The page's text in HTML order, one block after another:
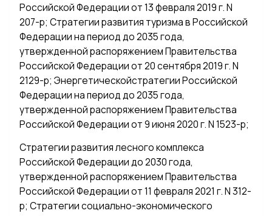
Российской Федерации от 13 февраля 2019 г. N
207-р; Стратегии развития туризма в Российской
Федерации на период до 2035 года,
утвержденной распоряжением Правительства
Российской Федерации от 20 сентября 2019 г. N
2129-р; Энергетическойстратегии Российской
Федерации на период до 2035 года,
утвержденной распоряжением Правительства
Российской Федерации от 9 июня 2020 г. N 1523-р;
Стратегии развития лесного комплекса
Российской Федерации до 2030 года,
утвержденной распоряжением Правительства
Российской Федерации от 11 февраля 2021 г. N 312-
р; Стратегии социально-экономического